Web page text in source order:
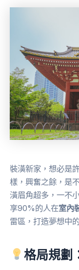
裝潢新家，想必是
樣，興奮之餘，是
潢眉角超多，一不
享90%的人在室內
雷區，打造夢想中
格局規劃